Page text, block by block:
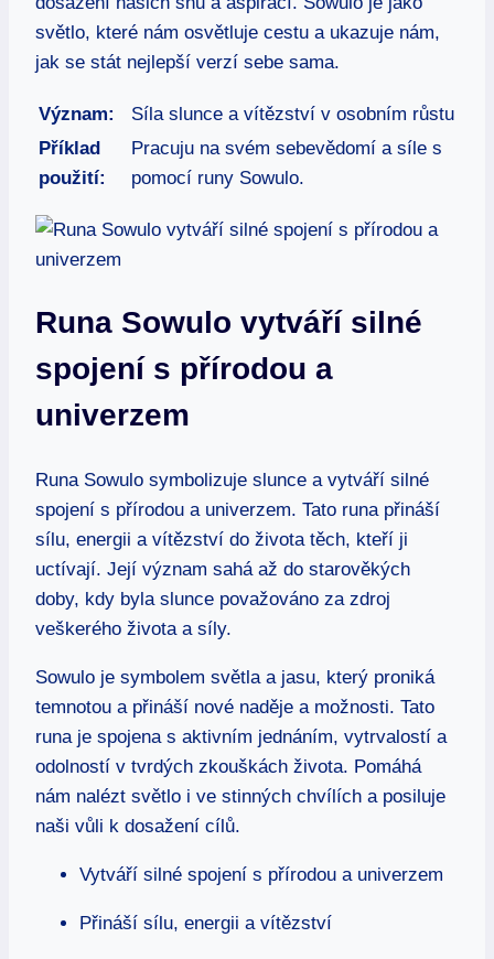
světlo, které nám osvětluje cestu a ukazuje nám,
jak se stát nejlepší verzí sebe sama.
Význam:
Síla slunce a vítězství v osobním růstu
Příklad
použití:
Pracuju na svém sebevědomí a síle s
pomocí runy Sowulo.
Runa Sowulo vytváří silné
spojení s přírodou a
univerzem
Runa Sowulo symbolizuje slunce a vytváří silné
spojení s přírodou a univerzem. Tato runa přináší
sílu, energii a vítězství do života těch, kteří ji
uctívají. Její význam sahá až do starověkých
doby, kdy byla slunce považováno za zdroj
veškerého života a síly.
Sowulo je symbolem světla a jasu, který proniká
temnotou a přináší nové naděje a možnosti. Tato
runa je spojena s aktivním jednáním, vytrvalostí a
odolností v tvrdých zkouškách života. Pomáhá
nám nalézt světlo i ve stinných chvílích a posiluje
naši vůli k dosažení cílů.
Vytváří silné spojení s přírodou a univerzem
Přináší sílu, energii a vítězství